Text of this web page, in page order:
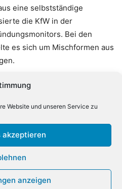
Website und unseren Service zu
akzeptieren
anzeigen
eine selbstständige
die KfW in der
Bei den
es sich um Mischformen aus
und Gründer
mit neuen Unternehmen
den von Nachfolgesorgen
aus Sicht der KfW
(dpa)